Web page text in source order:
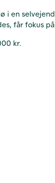
i en
får fokus
kr.